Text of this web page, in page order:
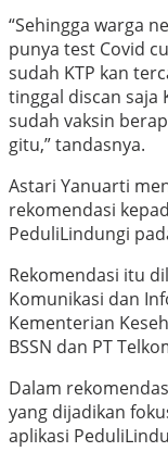
“Sehingga warga
punya test Covid
sudah KTP kan
tinggal discan saja
sudah vaksin
gitu,” tandasnya.
Astari Yanuarti
rekomendasi
PeduliLindungi
Rekomendasi itu
Komunikasi dan
Kementerian
BSSN dan PT
Dalam
yang dijadikan
aplikasi